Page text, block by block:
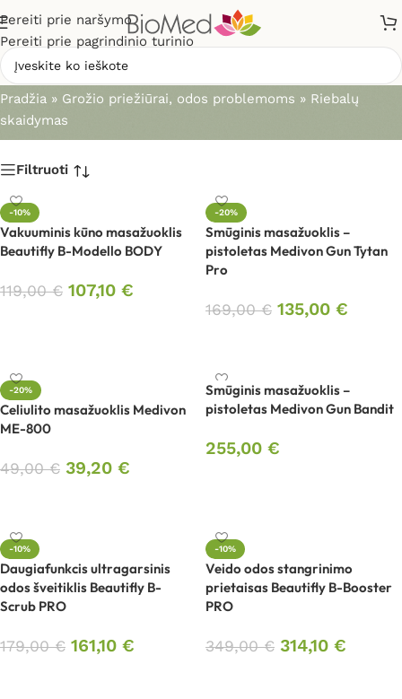
Pereiti prie naršymo
Pereiti prie pagrindinio turinio
Riebalų skaidymas
Pradžia » Grožio priežiūrai, odos problemoms » Riebalų
skaidymas
Filtruoti
-10%
Vakuuminis kūno masažuoklis
Beautifly B-Modello BODY
119,00€ 107,10 €
-20%
Smūginis masažuoklis –
pistoletas Medivon Gun Tytan
Pro
169,00€ 135,00 €
-20%
Celiulito masažuoklis Medivon
ME-800
49,00€ 39,20 €
Smūginis masažuoklis –
pistoletas Medivon Gun Bandit
255,00 €
-10%
Daugiafunkcis ultragarsinis
odos šveitiklis Beautifly B-
Scrub PRO
179,00€ 161,10 €
-10%
Veido odos stangrinimo
prietaisas Beautifly B-Booster
PRO
349,00€ 314,10 €